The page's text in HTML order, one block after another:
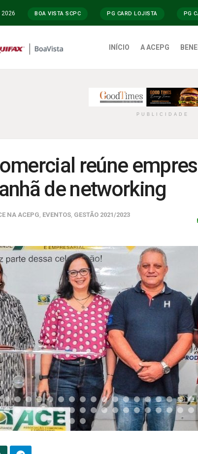
BOA VISTA SCPC PG CARD LOJISTA PG
INÍCIO A ACEPG
PUBLICIDADE
reúne
de networking
NA ACEPG EVENTOS GESTÃO 2021/2023